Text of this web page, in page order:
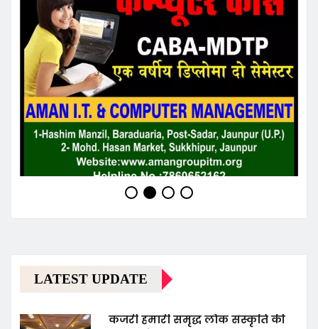
LATEST UPDATE
कजरी हमारी समृद्ध लोक संस्कृति की